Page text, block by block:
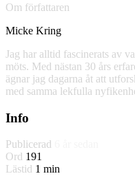
Om författaren
Micke Kring
Jag har alltid fascinerats av
möts. Med nästan 30 års
ägnar jag dagarna åt att
med samma lekfulla
Info
Publicerad
Ord 191
Lästid 1 min